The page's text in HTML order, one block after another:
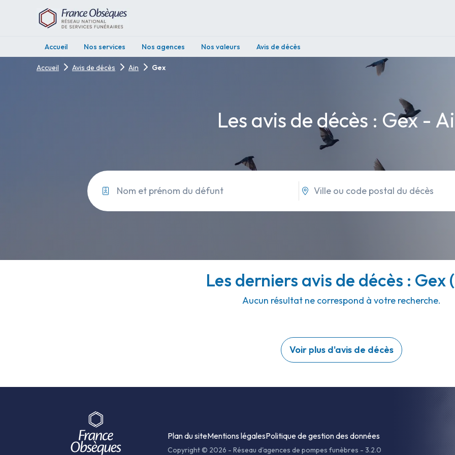
Accueil Nos services Nos agences Nos valeurs Avis de décès
Accueil Avis de décès Ain Gex
Les avis de décès : Gex -
Les derniers avis de décès : Gex
Aucun résultat ne correspond à votre recherche.
Voir plus d'avis de décès
Plan du siteMentions légalesPolitique de gestion des données
Copyright © 2026 - Réseau d'agences de pompes funèbres - 3.2.0